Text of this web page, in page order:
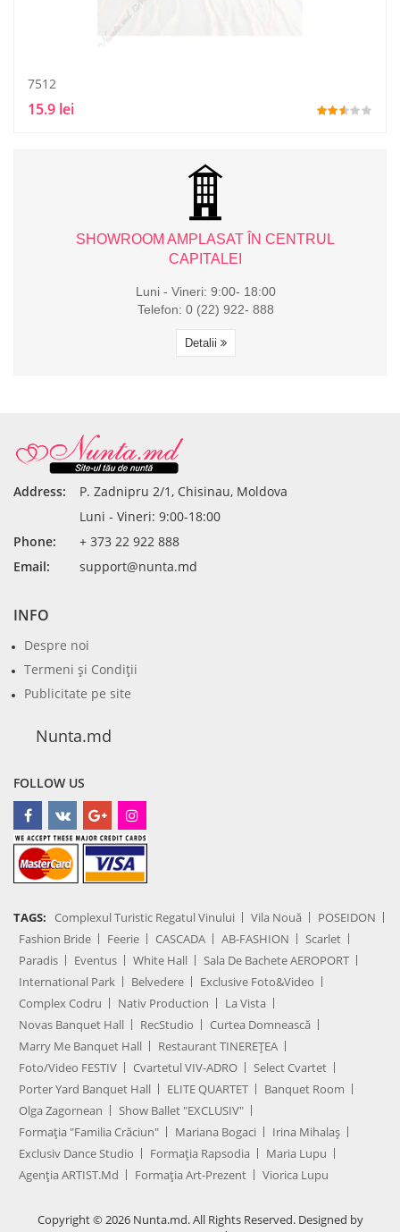
7512
15.9 lei
SHOWROOM AMPLASAT ÎN CENTRUL
CAPITALEI
Luni - Vineri: 9:00- 18:00
Telefon: 0 (22) 922- 888
Detalii
Address:
P. Zadnipru 2/1, Chisinau, Moldova
Luni - Vineri: 9:00-18:00
Phone:
+ 373 22 922 888
Email:
support@nunta.md
INFO
Despre noi
Termeni şi Condiţii
Publicitate pe site
Nunta.md
FOLLOW US
TAGS: Complexul Turistic Regatul Vinului Vila Nouă
POSEIDON
Fashion Bride
Feerie CASCADA AB-FASHION
Scarlet
Paradis
Eventus White Hall
Sala De Bachete AEROPORT
International Park
Belvedere
Exclusive Foto&Video
Complex Codru
Nativ Production
La Vista
Novas Banquet Hall
RecStudio
Curtea Domnească
Marry Me Banquet Hall
Restaurant TINEREȚEA
Foto/Video FESTIV
Cvartetul VIV-ADRO
Select Cvartet
Porter Yard Banquet Hall
ELITE QUARTET
Banquet Room
Olga Zagornean
Show Ballet "EXCLUSIV"
Formația "Familia Crăciun"
Mariana Bogaci
Irina Mihalaș
Exclusiv Dance Studio
Formația Rapsodia
Maria Lupu
Agenţia ARTIST.md
Formația Art-Prezent Viorica Lupu
Copyright © 2026 Nunta.md. All Rights Reserved. Designed by